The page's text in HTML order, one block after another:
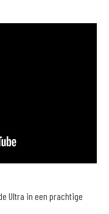
Ultra in een prachtige